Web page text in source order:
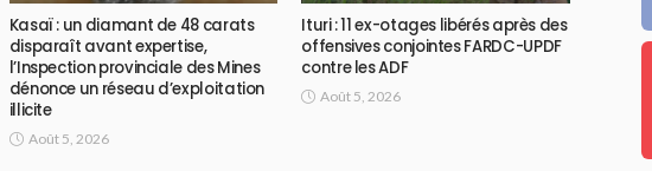
Kasaï : un diamant de 48 carats
disparaît avant expertise,
l’Inspection provinciale des Mines
dénonce un réseau d’exploitation
illicite
Août 5, 2026
Ituri : 11 ex-otages libérés après des
offensives conjointes FARDC-UPDF
contre les ADF
Août 5, 2026